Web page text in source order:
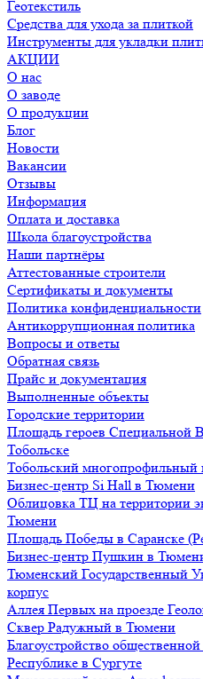
Геотекстиль
Средства для ухода за плиткой
Инструменты для укладки
АКЦИИ
О нас
О заводе
О продукции
Блог
Новости
Вакансии
Отзывы
Информация
Оплата и доставка
Школа благоустройства
Наши партнёры
Аттестованные строители
Сертификаты и документы
Политика конфиденциальности
Антикоррупционная политика
Вопросы и ответы
Обратная связь
Прайс и документация
Выполненные объекты
Городские территории
Площадь героев Специальной
Тобольске
Тобольский многопрофильный
Бизнес-центр Si Hall в Тюмени
Облицовка ТЦ на территории
Тюмени
Площадь Победы в Саранске
Бизнес-центр Пушкин в
Тюменский Государственный
корпус
Аллея Первых на проезде
Сквер Радужный в Тюмени
Благоустройство
Республике в Сургуте